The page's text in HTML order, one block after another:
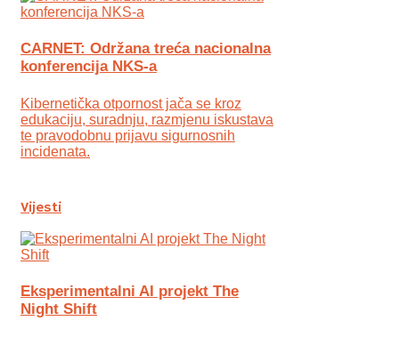
CARNET: Održana treća nacionalna
konferencija NKS-a
Kibernetička otpornost jača se kroz
edukaciju, suradnju, razmjenu iskustava
te pravodobnu prijavu sigurnosnih
incidenata.
Vijesti
Eksperimentalni AI projekt The
Night Shift